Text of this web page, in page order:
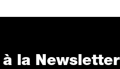
la Newsletter